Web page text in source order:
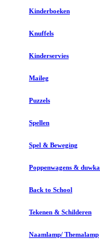
Kinderboeken
Knuffels
Kinderservies
Maileg
Puzzels
Spellen
Spel & Beweging
Poppenwagens &
Back to School
Tekenen & Schilderen
Naamlamp/ Themalamp